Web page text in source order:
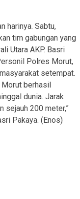
harinya. Sabtu,
tim gabungan yang
Utara AKP. Basri
Polres Morut,
setempat.
Morut berhasil
dunia. Jarak
sejauh 200 meter,”
Pakaya. (Enos)